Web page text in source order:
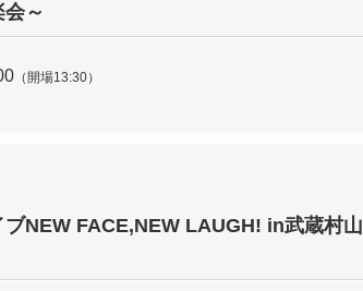
～
（開場13:30）
ブNEW FACE,NEW LAUGH! in武蔵村山